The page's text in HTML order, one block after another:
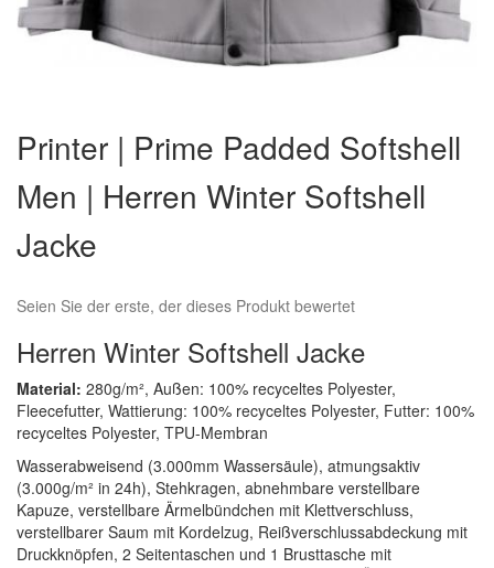
der
Bildergalerie
springen
Printer | Prime Padded Softshell
Men | Herren Winter Softshell
Jacke
Seien Sie der erste, der dieses Produkt bewertet
Herren Winter Softshell Jacke
Material: 280g/m², Außen: 100% recyceltes Polyester,
Fleecefutter, Wattierung: 100% recyceltes Polyester, Futter: 100%
recyceltes Polyester, TPU-Membran
Wasserabweisend (3.000mm Wassersäule), atmungsaktiv
(3.000g/m² in 24h), Stehkragen, abnehmbare verstellbare
Kapuze, verstellbare Ärmelbündchen mit Klettverschluss,
verstellbarer Saum mit Kordelzug, Reißverschlussabdeckung mit
Druckknöpfen, 2 Seitentaschen und 1 Brusttasche mit